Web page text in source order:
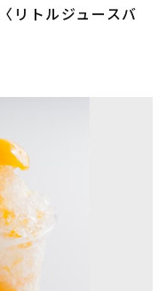
リトルジュースバ